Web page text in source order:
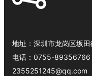
地址： 深圳市龙岗区坂
电话： 0755-89356766
2355251245@qq.com